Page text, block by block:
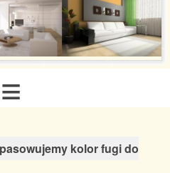
≡
kolor fugi do